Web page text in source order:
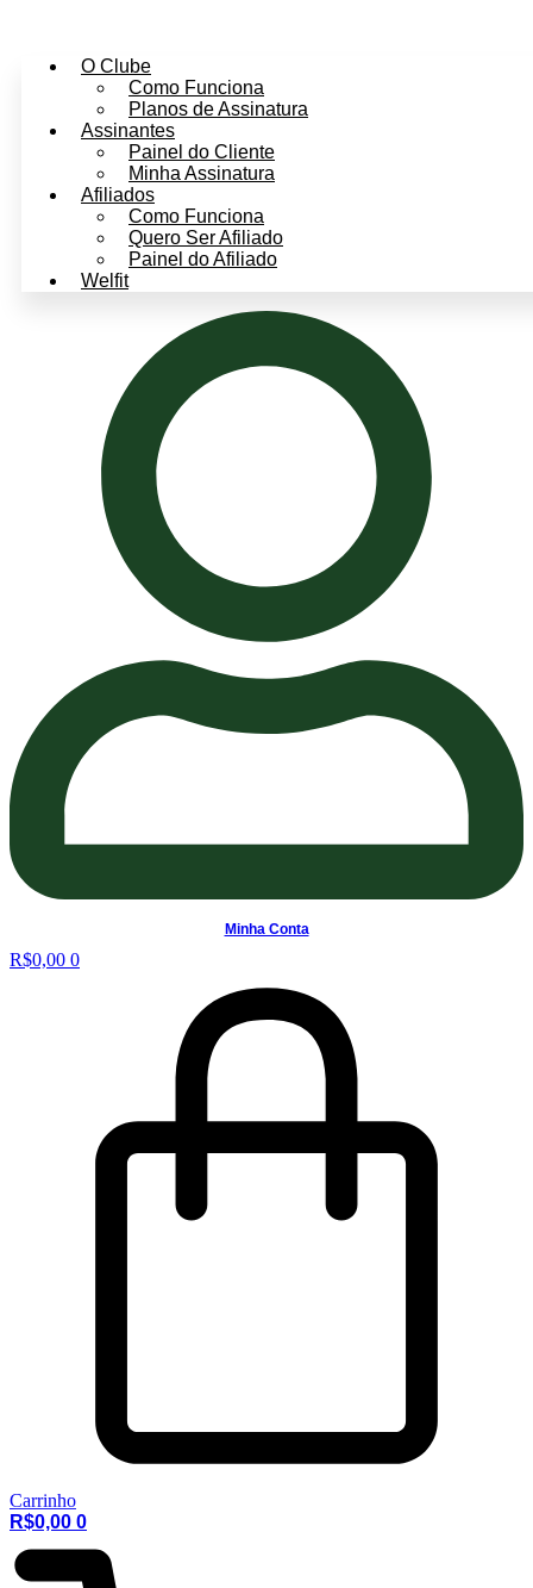
O Clube
Como Funciona
Planos de Assinatura
Assinantes
Painel do Cliente
Minha Assinatura
Afiliados
Como Funciona
Quero Ser Afiliado
Painel do Afiliado
Welfit
Minha Conta
R$0,00 0
Carrinho
R$0,00 0